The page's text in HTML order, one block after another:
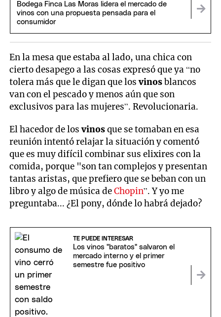
Bodega Finca Las Moras lidera el mercado de
vinos con una propuesta pensada para el
consumidor
En la mesa que estaba al lado, una chica con
cierto desapego a las cosas expresó que ya “no
tolera más que le digan que losvinosblancos
van con el pescado y menos aún que son
exclusivos para las mujeres”. Revolucionaria.
El hacedor de losvinosque se tomaban en esa
reunión intentó relajar la situación y comentó
que es muy difícil combinar sus elixires con la
comida, porque "son tan complejos y presentan
tantas aristas, que prefiero que se beban con un
libro y algo de música deChopin”. Y yo me
preguntaba... ¿El pony, dónde lo habrá dejado?
TE PUEDE INTERESAR
Los vinos "baratos" salvaron el
mercado interno y el primer
semestre fue positivo